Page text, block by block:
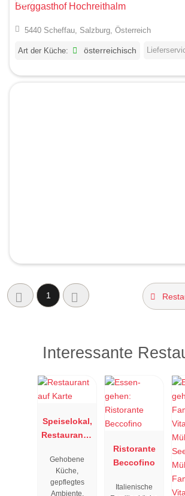
Berggasthof Hochreithalm
5440 Scheffau, Salzburg, Österreich
Art der Küche: österreichisch
1
Interessante
Speiselokal,
Restaurant "
"
Gehobene
Küche,
gepflegtes
Ambiente,
Ristorante
Beccofino
Italienische